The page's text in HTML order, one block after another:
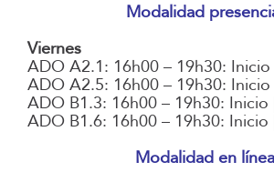
Modalidad
Viernes
ADO A2.1: 16h00 – 19h30:
ADO A2.5: 16h00 – 19h30:
ADO B1.3: 16h00 – 19h30:
ADO B1.6: 16h00 – 19h30:
Modalidad en línea